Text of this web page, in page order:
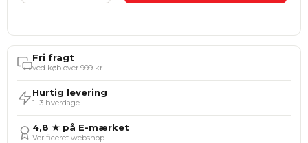
Fri fragt
ved køb over 999 kr.
Hurtig levering
1–3 hverdage
4,8 ★ på E-mærket
Verificeret webshop